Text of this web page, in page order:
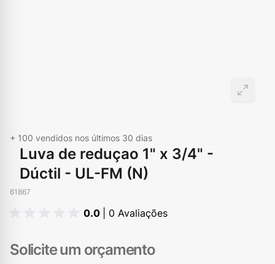
+ 100 vendidos nos últimos 30 dias
Luva de reduçao 1" x 3/4" -
Dúctil - UL-FM (N)
61867
0.0 | 0 Avaliações
Solicite um orçamento